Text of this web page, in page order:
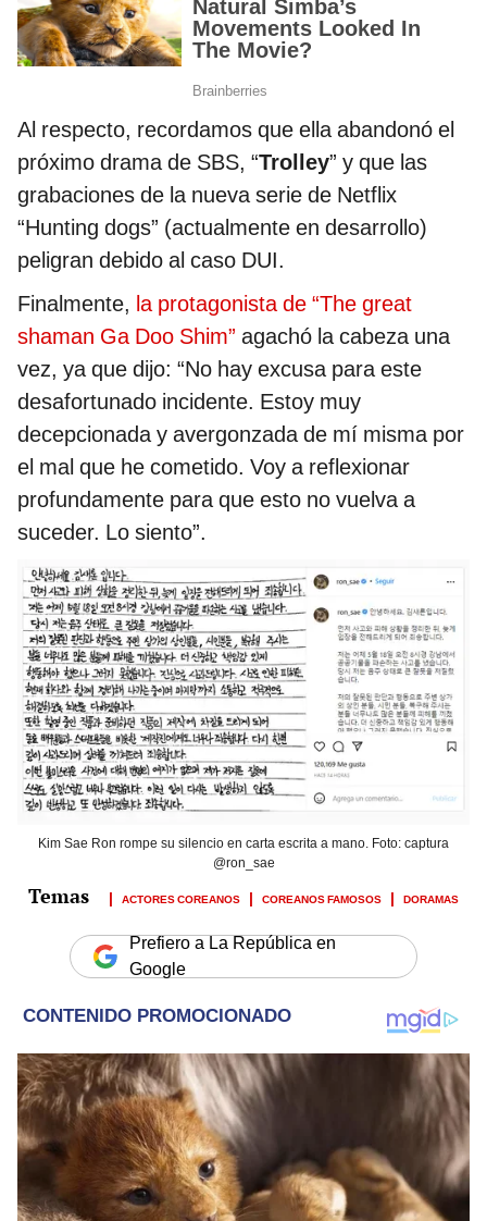
Al respecto, recordamos que ella abandonó el
próximo drama de SBS, “Trolley” y que las
grabaciones de la nueva serie de Netflix
“Hunting dogs” (actualmente en desarrollo)
peligran debido al caso DUI.
Finalmente, la protagonista de “The great
shaman Ga Doo Shim” agachó la cabeza una
vez, ya que dijo: “No hay excusa para este
desafortunado incidente. Estoy muy
decepcionada y avergonzada de mí misma por
el mal que he cometido. Voy a reflexionar
profundamente para que esto no vuelva a
suceder. Lo siento”.
Kim Sae Ron rompe su silencio en carta escrita a mano. Foto: captura
@ron_sae
ACTORES COREANOS COREANOS FAMOSOS DORAMAS
Prefiero a La República en
Google